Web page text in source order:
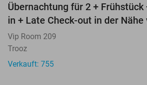
Übernachtung für 2 + Frühstück
in + Late Check-out in der
Vip Room 209
Trooz
Verkauft: 755